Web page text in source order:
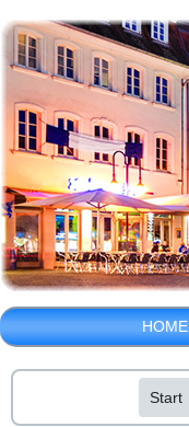
HOME
Start